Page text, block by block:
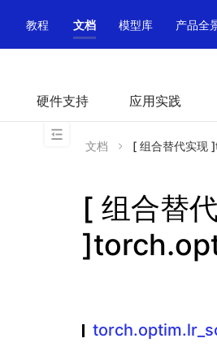
教程 文档 模型库 产品全
硬件支持 应用实践
文档 [ 组合替代实现
[ 组合替